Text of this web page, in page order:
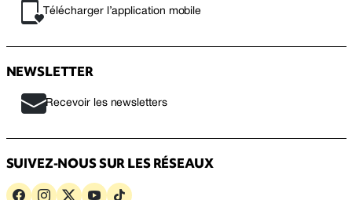
Télécharger l’application mobile
NEWSLETTER
Recevoir les newsletters
SUIVEZ-NOUS SUR LES RÉSEAUX